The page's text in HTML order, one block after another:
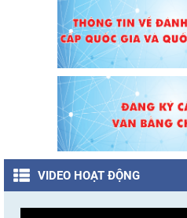
VIDEO HOẠT ĐỘNG